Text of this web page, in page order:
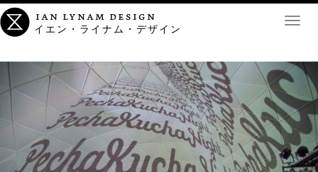
ian lynam design
イエン・ライナム・デザイン